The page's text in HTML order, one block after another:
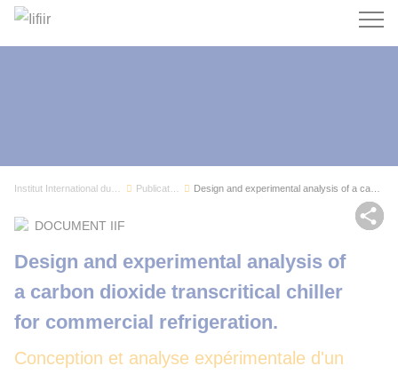
DOCUMENT IIF
Conception et analyse expérimentale d'un
Design and experimental analysis of
a carbon dioxide transcritical chiller
for commercial refrigeration.